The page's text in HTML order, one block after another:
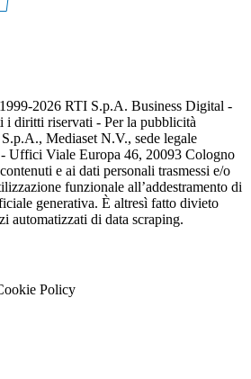
2026 RTI S.p.A. Business Digital -
i diritti riservati - Per la pubblicità
Mediaset N.V., sede legale
- Uffici Viale Europa 46, 20093 Cologno
e ai dati personali trasmessi e/o
funzionale all’addestramento di
generativa. È altresì fatto divieto
automatizzati di data scraping.
Policy